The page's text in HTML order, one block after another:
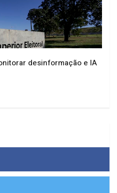
desinformação e IA